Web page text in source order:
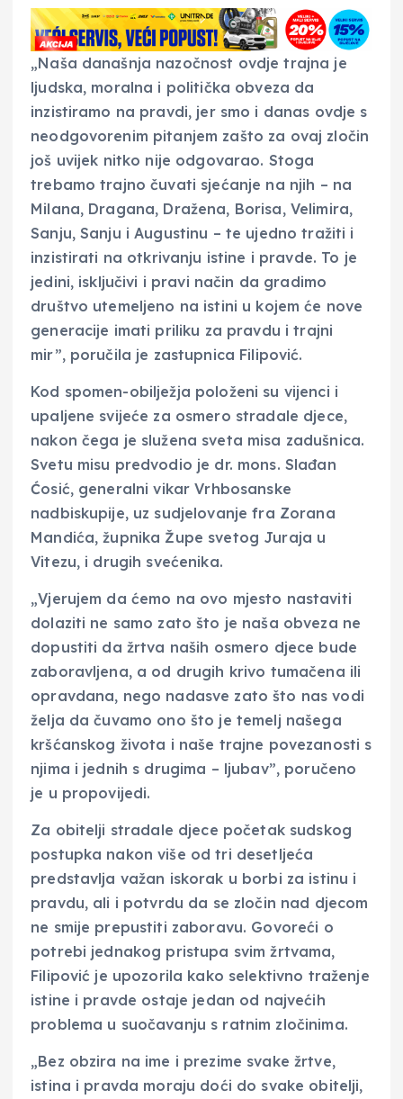
„Naša današnja nazočnost ovdje trajna je
ljudska, moralna i politička obveza da
inzistiramo na pravdi, jer smo i danas ovdje s
neodgovorenim pitanjem zašto za ovaj zločin
još uvijek nitko nije odgovarao. Stoga
trebamo trajno čuvati sjećanje na njih – na
Milana, Dragana, Dražena, Borisa, Velimira,
Sanju, Sanju i Augustinu – te ujedno tražiti i
inzistirati na otkrivanju istine i pravde. To je
jedini, isključivi i pravi način da gradimo
društvo utemeljeno na istini u kojem će nove
generacije imati priliku za pravdu i trajni
mir”, poručila je zastupnica Filipović.
Kod spomen-obilježja položeni su vijenci i
upaljene svijeće za osmero stradale djece,
nakon čega je služena sveta misa zadušnica.
Svetu misu predvodio je dr. mons. Slađan
Ćosić, generalni vikar Vrhbosanske
nadbiskupije, uz sudjelovanje fra Zorana
Mandića, župnika Župe svetog Juraja u
Vitezu, i drugih svećenika.
„Vjerujem da ćemo na ovo mjesto nastaviti
dolaziti ne samo zato što je naša obveza ne
dopustiti da žrtva naših osmero djece bude
zaboravljena, a od drugih krivo tumačena ili
opravdana, nego nadasve zato što nas vodi
želja da čuvamo ono što je temelj našega
kršćanskog života i naše trajne povezanosti s
njima i jednih s drugima – ljubav”, poručeno
je u propovijedi.
Za obitelji stradale djece početak sudskog
postupka nakon više od tri desetljeća
predstavlja važan iskorak u borbi za istinu i
pravdu, ali i potvrdu da se zločin nad djecom
ne smije prepustiti zaboravu. Govoreći o
potrebi jednakog pristupa svim žrtvama,
Filipović je upozorila kako selektivno traženje
istine i pravde ostaje jedan od najvećih
problema u suočavanju s ratnim zločinima.
„Bez obzira na ime i prezime svake žrtve,
istina i pravda moraju doći do svake obitelji,